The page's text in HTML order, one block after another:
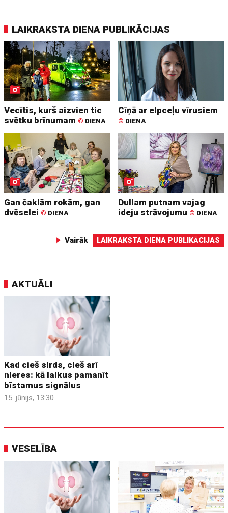
LAIKRAKSTA DIENA PUBLIKĀCIJAS
Vecītis, kurš aizvien tic
svētku brīnumam © DIENA
Cīņā ar elpceļu vīrusiem
© DIENA
Gan čaklām rokām, gan
dvēselei © DIENA
Dullam putnam vajag
ideju strāvojumu © DIENA
Vairāk LAIKRAKSTA DIENA PUBLIKĀCIJAS
AKTUĀLI
Kad cieš sirds, cieš arī
nieres: kā laikus pamanīt
bīstamus signālus
15. jūnijs, 13:30
VESELĪBA